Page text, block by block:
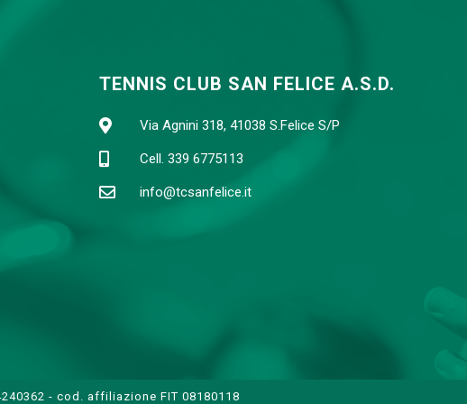
TENNIS CLUB SAN FELICE A.S.D.
Via Agnini 318, 41038 S.Felice S/P
Cell. 339 6775113
info@tcsanfelice.it
- cod. affiliazione FIT 08180118